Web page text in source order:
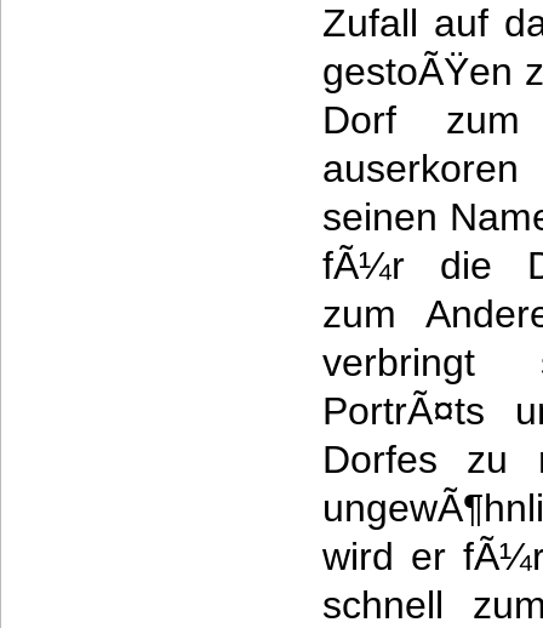
Zufall auf
gestoÃŸen
Dorf
seinen
fÃ¼r die
zum
PortrÃ¤ts
Dorfes zu
wird er
schnell